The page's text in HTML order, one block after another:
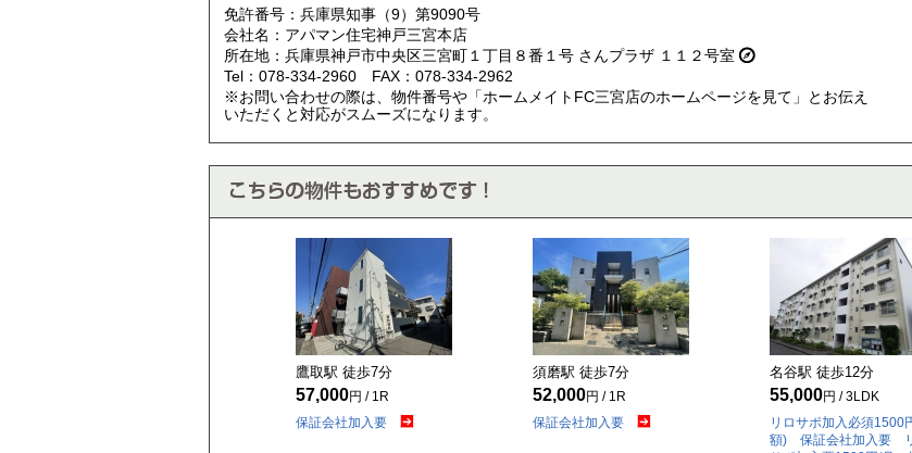
免許番号：兵庫県知事（9）第9090号
会社名：アパマン住宅神戸三宮本店
所在地：兵庫県神戸市中央区三宮町１丁目８番１号 さんプラザ １１２号室
Tel：078-334-2960 FAX：078-334-2962
※お問い合わせの際は、物件番号や「ホームメイトFC三宮店のホームページを見て」とお伝え
いただくと対応がスムーズになります。
鷹取駅 徒歩7分
57,000円 / 1R
保証会社加入要
須磨駅 徒歩7分
52,000円 / 1R
保証会社加入要
名谷駅 徒歩12分
55,000円 / 3LDK
リロサポ加入必須1500
額) 保証会社加入要